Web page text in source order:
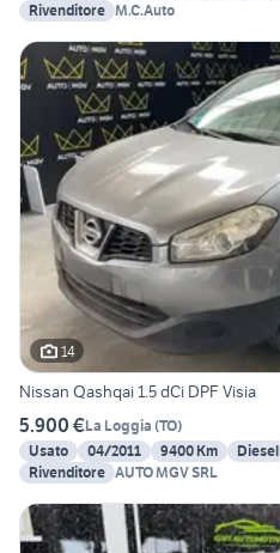
Rivenditore M.C.Auto
14
Nissan Qashqai 1.5 dCi DPF Visia
5.900 €La Loggia (TO)
Usato
04/2011 9400 Km Diesel
Rivenditore AUTO MGV SRL